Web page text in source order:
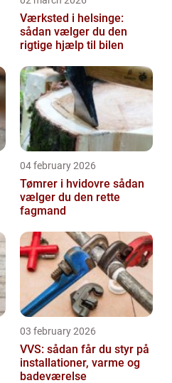
Værksted i helsinge:
sådan vælger du den
rigtige hjælp til bilen
04 february 2026
Tømrer i hvidovre sådan
vælger du den rette
fagmand
03 february 2026
VVS: sådan får du styr på
installationer, varme og
badeværelse